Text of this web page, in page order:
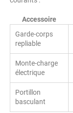
Accessoire
Garde-corps
repliable
Monte-charge
électrique
Portillon
basculant